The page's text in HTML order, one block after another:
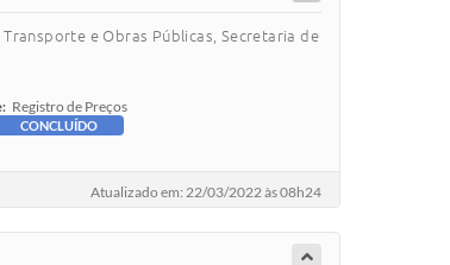
e Obras Públicas, Secretaria de
Registro de Preços
CONCLUÍDO
Atualizado em: 22/03/2022 às 08h24